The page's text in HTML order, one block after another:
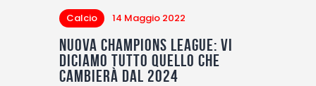
Calcio 14 Maggio 2022
Nuova Champions League: vi
diciamo tutto quello che
cambierà dal 2024